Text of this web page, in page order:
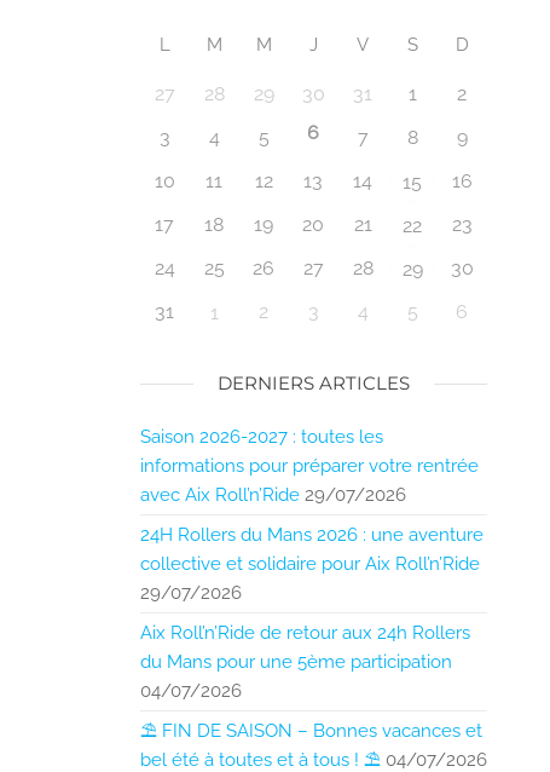
L M M J V S D
27 28 29 30 31 1
2
3
4 5 6 7 8
9
10
11 12 13 14 15
16
17
18 19 20 21 22
23
24
25 26 27 28 29
30
31
1 2 3 4 5 6
DERNIERS ARTICLES
Saison 2026-2027 : toutes les
informations pour préparer votre rentrée
avec Aix Roll’n’Ride 29/07/2026
24H Rollers du Mans 2026 : une aventure
collective et solidaire pour Aix Roll’n’Ride
29/07/2026
Aix Roll’n’Ride de retour aux 24h Rollers
du Mans pour une 5ème participation
04/07/2026
⛱️ FIN DE SAISON – Bonnes vacances et
bel été à toutes et à tous ! ⛱️ 04/07/2026